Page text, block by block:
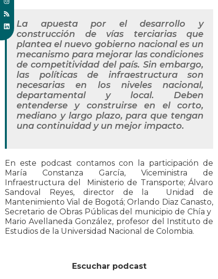
La apuesta por el desarrollo y
construcción de vías terciarias que
plantea el nuevo gobierno nacional es un
mecanismo para mejorar las condiciones
de competitividad del país. Sin embargo,
las políticas de infraestructura son
necesarias en los niveles nacional,
departamental y local. Deben
entenderse y construirse en el corto,
mediano y largo plazo, para que tengan
una continuidad y un mejor impacto.
En este podcast contamos con la participación de
María Constanza García, Viceministra de
Infraestructura del Ministerio de Transporte; Álvaro
Sandoval Reyes, director de la Unidad de
Mantenimiento Vial de Bogotá; Orlando Diaz Canasto,
Secretario de Obras Públicas del municipio de Chía y
Mario Avellaneda González, profesor del Instituto de
Estudios de la Universidad Nacional de Colombia.
Escuchar podcast